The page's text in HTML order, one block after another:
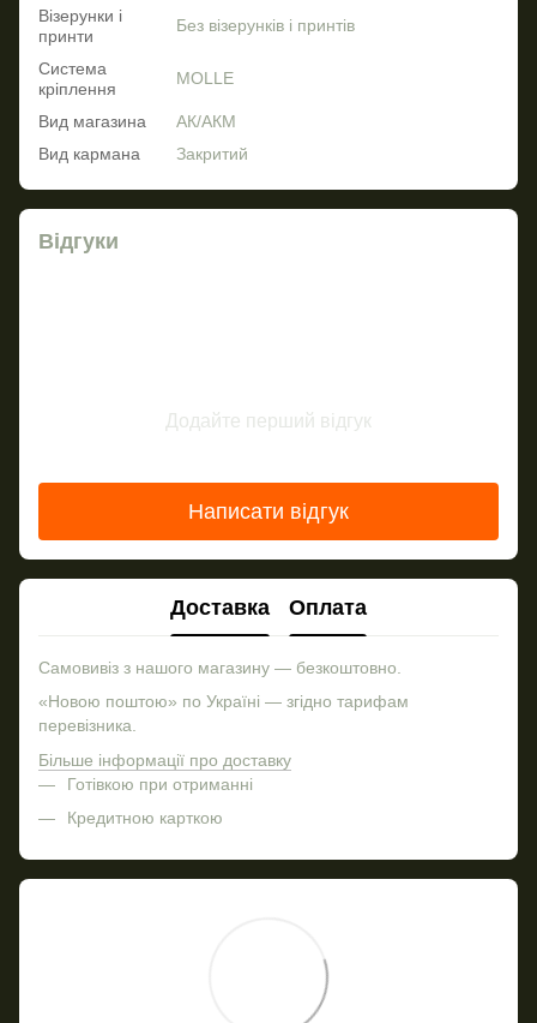
Візерунки і
принти
Без візерунків і принтів
Система
кріплення
MOLLE
Вид магазина
АК/АКМ
Вид кармана
Закритий
Відгуки
Додайте перший відгук
Написати відгук
Доставка Оплата
Самовивіз з нашого магазину — безкоштовно.
«Новою поштою» по Україні — згідно тарифам
перевізника.
Більше інформації про доставку
Готівкою при отриманні
Кредитною карткою